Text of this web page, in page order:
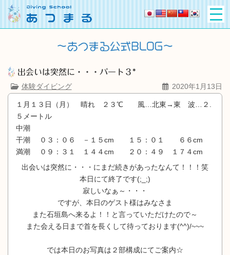
出会いは突然に・・・パート３*
体験ダイビング
2020年1月13日
１月１３日（月） 晴れ ２３℃ 風…北東→東 波…２.
５メートル
中潮
干潮 ０３：０６ －１５cm １５：０１ ６６cm
満潮 ０９：３１ １４４cm ２０：４９ １７４cm
出会いは突然に・・・にまだ続きがあったなんて！！！笑
本日にて終了です(;_;)
寂しいなぁ～・・・
ですが、本日のゲスト様はみなさま
また石垣島へ来るよ！！と言っていただけたので～
また会える日まで首を長くして待っております(^^)/~~~
では本日のお写真は２部構成にてご案内☆